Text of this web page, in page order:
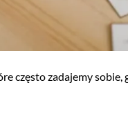
często zadajemy sobie,